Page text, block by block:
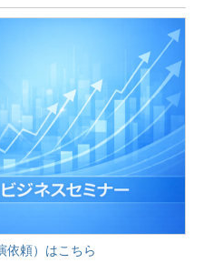
依頼）はこちら